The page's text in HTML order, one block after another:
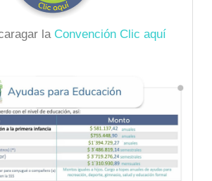
la Convención Clic aquí